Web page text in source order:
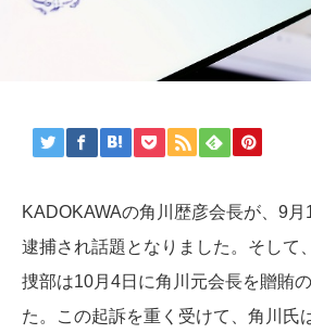
KADOKAWAの角川歴彦会長が、9
逮捕され話題となりました。そして
捜部は10月4日に角川元会長を贈賄
た。この起訴を重く受けて、角川氏